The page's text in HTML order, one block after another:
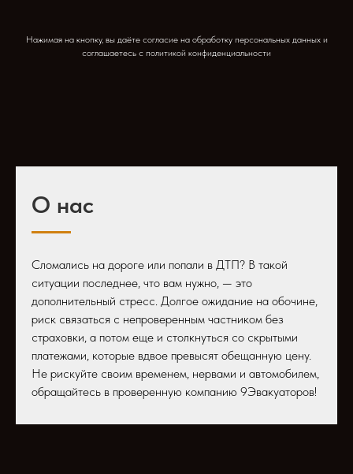
Нажимая на кнопку, вы даёте согласие на обработку персональных данных и
соглашаетесь c политикой конфиденциальности
О нас
Сломались на дороге или попали в ДТП? В такой
ситуации последнее, что вам нужно, — это
дополнительный стресс. Долгое ожидание на обочине,
риск связаться с непроверенным частником без
страховки, а потом еще и столкнуться со скрытыми
платежами, которые вдвое превысят обещанную цену.
Не рискуйте своим временем, нервами и автомобилем,
обращайтесь в проверенную компанию 9Эвакуаторов!